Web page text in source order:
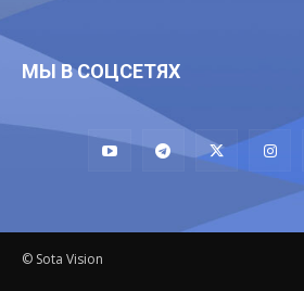
МЫ В СОЦСЕТЯХ
© Sota Vision